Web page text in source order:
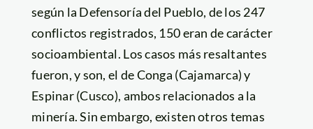
según la Defensoría del Pueblo, de los 247
conflictos registrados, 150 eran de carácter
socioambiental. Los casos más resaltantes
fueron, y son, el de Conga (Cajamarca) y
Espinar (Cusco), ambos relacionados a la
minería. Sin embargo, existen otros temas